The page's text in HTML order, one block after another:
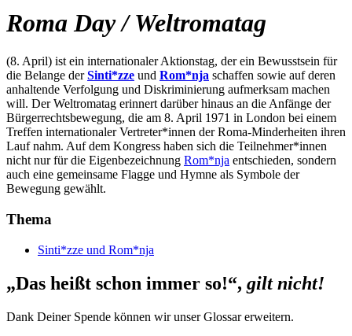
Roma Day / Weltromatag
(8. April) ist ein internationaler Aktionstag, der ein Bewusstsein für
die Belange derSinti*zze und Rom*nja schaffen sowie auf deren
anhaltende Verfolgung und Diskriminierung aufmerksam machen
will. Der Weltromatag erinnert darüber hinaus an die Anfänge der
Bürgerrechtsbewegung, die am 8. April 1971 in London bei einem
Treffen internationaler Vertreter*innen der Roma-Minderheiten ihren
Lauf nahm. Auf dem Kongress haben sich die Teilnehmer*innen
nicht nur für die Eigenbezeichnung Rom*nja entschieden, sondern
auch eine gemeinsame Flagge und Hymne als Symbole der
Bewegung gewählt.
Thema
Sinti*zze und Rom*nja
„Das heißt schon immer so!“, gilt nicht!
Dank Deiner Spende können wir unser Glossar erweitern.